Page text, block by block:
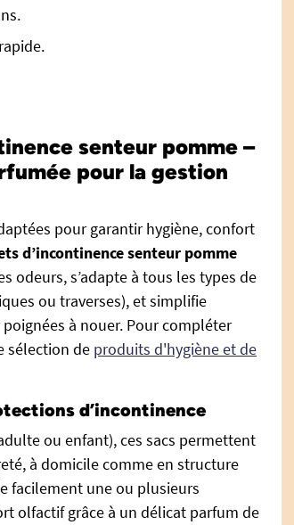
senteur pomme –
pour la gestion
pour garantir hygiène, confort
d’incontinence senteur pomme
odeurs, s’adapte à tous les types de
ou traverses), et simplifie
à nouer. Pour compléter
sélection de produits d'hygiène et de
d’incontinence
ou enfant), ces sacs permettent
à domicile comme en structure
facilement une ou plusieurs
olfactif grâce à un délicat parfum de